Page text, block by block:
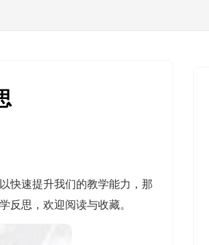
速提升我们的教学能力，那
反思，欢迎阅读与收藏。